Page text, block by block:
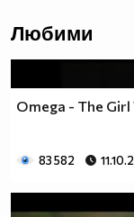
Любими
Omega - The
83 582